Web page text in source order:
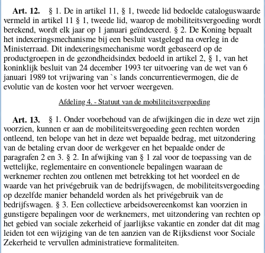
Art. 12.
§ 1. De in artikel 11, § 1, tweede lid bedoelde cataloguswaarde
vermeld in artikel 11 § 1, tweede lid, waarop de mobiliteitsvergoeding wordt
berekend, wordt elk jaar op 1 januari geïndexeerd. § 2. De Koning bepaalt
het indexeringsmechanisme bij een besluit vastgelegd na overleg in de
Ministerraad. Dit indexeringsmechanisme wordt gebaseerd op de
productgroepen in de gezondheidsindex bedoeld in artikel 2, § 1, van het
koninklijk besluit van 24 december 1993 ter uitvoering van de wet van 6
januari 1989 tot vrijwaring van `s lands concurrentievermogen, die de
evolutie van de kosten voor het vervoer weergeven.
Afdeling 4. - Statuut van de mobiliteitsvergoeding
Art. 13.
§ 1. Onder voorbehoud van de afwijkingen die in deze wet zijn
voorzien, kunnen er aan de mobiliteitsvergoeding geen rechten worden
ontleend, ten belope van het in deze wet bepaalde bedrag, met uitzondering
van de betaling ervan door de werkgever en het bepaalde onder de
paragrafen 2 en 3. § 2. In afwijking van § 1 zal voor de toepassing van de
wettelijke, reglementaire en conventionele bepalingen waaraan de
werknemer rechten zou ontlenen met betrekking tot het voordeel en de
waarde van het privégebruik van de bedrijfswagen, de mobiliteitsvergoeding
op dezelfde manier behandeld worden als het privégebruik van de
bedrijfswagen. § 3. Een collectieve arbeidsovereenkomst kan voorzien in
gunstigere bepalingen voor de werknemers, met uitzondering van rechten op
het gebied van sociale zekerheid of jaarlijkse vakantie en zonder dat dit mag
leiden tot een wijziging van de ten aanzien van de Rijksdienst voor Sociale
Zekerheid te vervullen administratieve formaliteiten.